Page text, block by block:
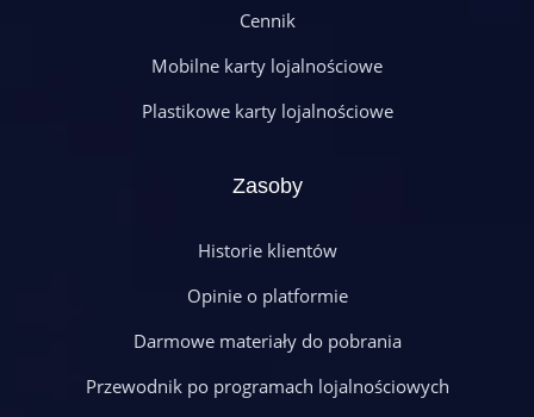
Cennik
Mobilne karty lojalnościowe
Plastikowe karty lojalnościowe
Zasoby
Historie klientów
Opinie o platformie
Darmowe materiały do pobrania
Przewodnik po programach lojalnościowych